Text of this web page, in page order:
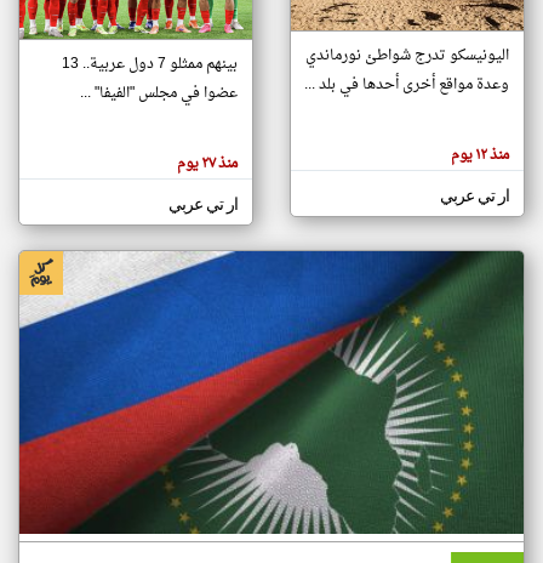
تغيير الدولة
اخبار جزر القمر على مدار الساعة
أهم اخبار جزر القمر العاجلة والمباشرة
هنا عن
وجهة
كاتبيها.
اليونيسكو تدرج شواطئ نورماندي
وعدة مواقع أخرى أحدها في بلد ...
منذ ١٢ يوم
ار تي عربي
بينهم ممثلو 7 دول عربية.. 13
عضوا في مجلس "الفيفا" ...
منذ ٢٧ يوم
ار تي عربي
klyoum.com